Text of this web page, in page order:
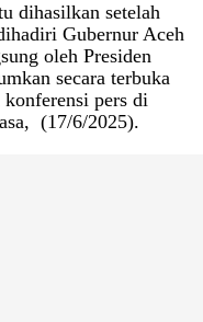
dihasilkan setelah
Gubernur Aceh
oleh Presiden
secara terbuka
konferensi pers di
(17/6/2025).